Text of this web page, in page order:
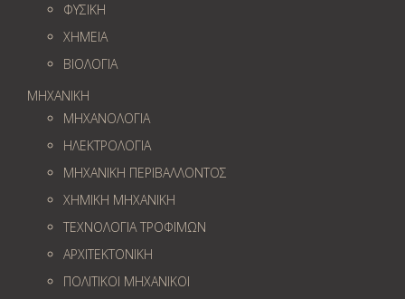
ΦΥΣΙΚΗ
ΧΗΜΕΙΑ
ΒΙΟΛΟΓΙΑ
ΜΗΧΑΝΙΚΗ
ΜΗΧΑΝΟΛΟΓΙΑ
ΗΛΕΚΤΡΟΛΟΓΙΑ
ΜΗΧΑΝΙΚΗ ΠΕΡΙΒΑΛΛΟΝΤΟΣ
ΧΗΜΙΚΗ ΜΗΧΑΝΙΚΗ
ΤΕΧΝΟΛΟΓΙΑ ΤΡΟΦΙΜΩΝ
ΑΡΧΙΤΕΚΤΟΝΙΚΗ
ΠΟΛΙΤΙΚΟΙ ΜΗΧΑΝΙΚΟΙ